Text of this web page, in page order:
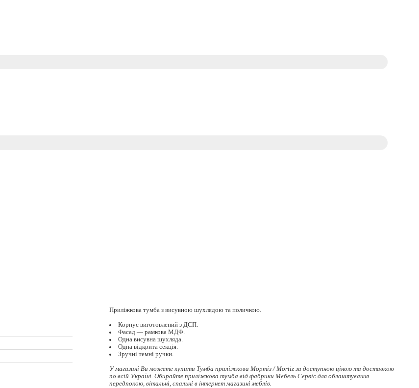
Приліжкова тумба з висувною шухлядою та поличкою.
Корпус виготовлений з ДСП.
Фасад — рамкова МДФ.
Одна висувна шухляда.
Одна відкрита секція.
Зручні темні ручки.
У магазині Ви можете купити Тумба приліжкова Мортіз / Mortiz за доступною ціною та доставкою
по всій Україні. Обирайте приліжкова тумбавід фабрики Мебель Сервіс для облаштування
передпокою, вітальні, спальні в інтернет магазині меблів.